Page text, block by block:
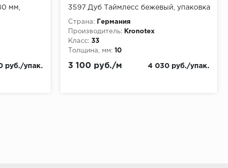
мм,
руб./упак.
3597 Дуб Таймлесс бежевый, упаковка
1.3 м
Страна:
Германия
Производитель:
Kronotex
Класс: 33
Толщина, мм: 10
3 100 руб./м 4 030 руб./упак.